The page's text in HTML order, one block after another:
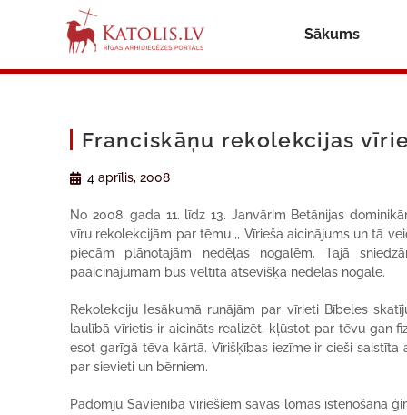
Sākums
Franciskāņu rekolekcijas
4 aprīlis, 2008
No 2008. gada 11. līdz 13. Janvārim Betānijas
vīru rekolekcijām par tēmu ,, Vīrieša aicinājums un tā
piecām plānotajām nedēļas nogalēm. Tajā
paaicinājumam būs veltīta atsevišķa nedēļas nogale.
Rekolekciju Iesākumā runājām par vīrieti Bībeles
laulībā vīrietis ir aicināts realizēt, kļūstot par tēvu gan
esot garīgā tēva kārtā. Vīrišķības iezīme ir cieši
par sievieti un bērniem.
Padomju Savienībā vīriešiem savas lomas īstenošana